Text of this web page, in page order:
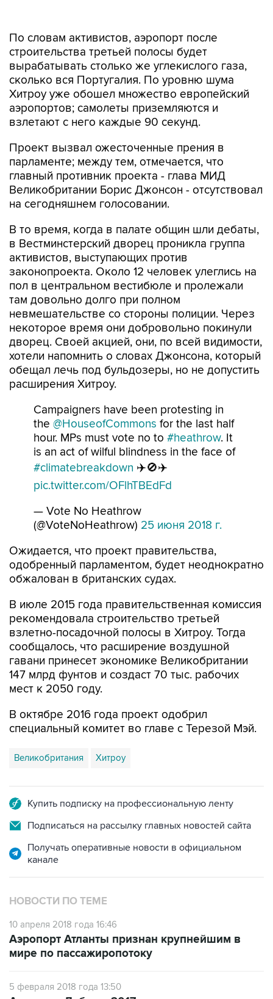
вырабатывать столько же углекислого газа,
сколько вся Португалия. По уровню шума
Хитроу уже обошел множество европейский
аэропортов; самолеты приземляются и
взлетают с него каждые 90 секунд.
Проект вызвал ожесточенные прения в
главный противник проекта - глава МИД
Великобритании Борис Джонсон - отсутствовал
на сегодняшнем голосовании.
В то время, когда в палате общин шли дебаты,
активистов, выступающих против
законопроекта. Около 12 человек улеглись на
пол в центральном вестибюле и пролежали
там довольно долго при полном
невмешательстве со стороны полиции. Через
некоторое время они добровольно покинули
дворец. Своей акцией, они, по всей видимости,
хотели напомнить о словах Джонсона, который
обещал лечь под бульдозеры, но не допустить
расширения Хитроу.
Campaigners have been protesting in
hour. MPs must vote no to#heathrow. It
is an act of wilful blindness in the face of
#climatebreakdown✈️🚫✈️
pic.twitter.com/OFlhTBEdFd
— Vote No Heathrow
Ожидается, что проект правительства,
обжалован в британских судах.
В июле 2015 года правительственная комиссия
взлетно-посадочной полосы в Хитроу. Тогда
сообщалось, что расширение воздушной
гавани принесет экономике Великобритании
147 млрд фунтов и создаст 70 тыс. рабочих
мест к 2050 году.
В октябре 2016 года проект одобрил
Великобритания Хитроу
Подписаться на рассылку главных новостей сайта
Получать оперативные новости в официальном
НОВОСТИ ПО ТЕМЕ
10 апреля 2018 года 16:46
мире по пассажиропотоку
5 февраля 2018 года 13:50
международным пассажирским перевозкам